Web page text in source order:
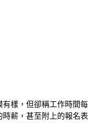
樣，但卻稱工作時間每
時薪，甚至附上的報名表